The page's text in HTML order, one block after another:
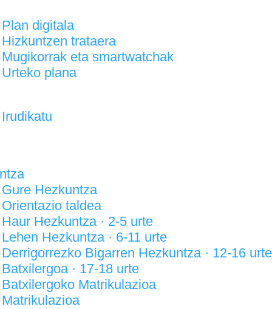
Plan digitala
Hizkuntzen trataera
Mugikorrak eta smartwatchak
Urteko plana
Irudikatu
Gure Hezkuntza
Orientazio taldea
Haur Hezkuntza · 2-5 urte
Lehen Hezkuntza · 6-11 urte
Derrigorrezko Bigarren Hezkuntza · 12-16 urte
Batxilergoa · 17-18 urte
Batxilergoko Matrikulazioa
Matrikulazioa